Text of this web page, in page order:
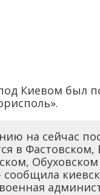
Киевом был
на сейчас
в Фастовском,
сообщила